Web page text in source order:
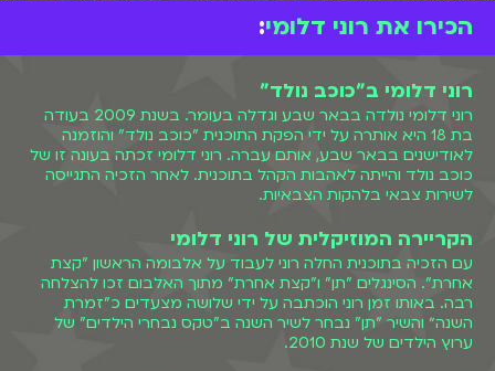
הכירו את רוני דלומי:
רוני דלומי ב"כוכב נולד"
רוני דלומי נולדה בבאר שבע וגדלה בעומר. בשנת 2009 בעודה
בת 18 היא אותרה על ידי הפקת התוכנית "כוכב נולד" והוזמנה
לאודישנים בבאר שבע, אותם עברה. רוני דלומי זכתה בעונה זו של
כוכב נולד והייתה לאהבות הקהל בתוכנית. לאחר הזכיה התגייסה
לשירות צבאי בלהקות הצבאיות.
הקריירה המוזיקלית של רוני דלומי
עם הזכיה בתוכנית החלה רוני לעבוד על אלבומה הראשון "קצת
אחרת". הסינגלים "תן" ו"קצת אחרת" מתוך האלבום זכו להצלחה
רבה. באותו זמן רוני הוכתבה על ידי שלושה מצעדים כ"זמרת
השנה״ והשיר "תן" נבחר לשיר השנה ב"טקס נבחרי הילדים" של
ערוץ הילדים של שנת 2010.